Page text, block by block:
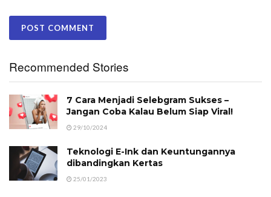
Recommended Stories
7 Cara Menjadi Selebgram Sukses –
Jangan Coba Kalau Belum Siap Viral!
29/10/2024
Teknologi E-Ink dan Keuntungannya
dibandingkan Kertas
25/01/2023